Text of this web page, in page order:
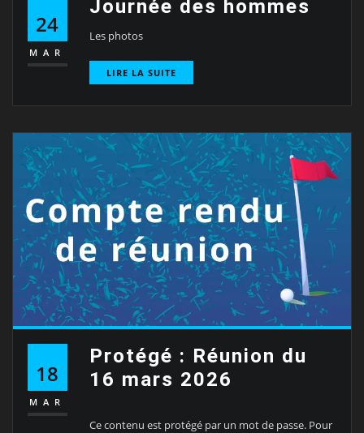
24
MAR
Journée des hommes
Les photos
LIRE LA SUITE
18
MAR
Protégé : Réunion du
16 mars 2026
Ce contenu est protégé par un mot de passe. Pour